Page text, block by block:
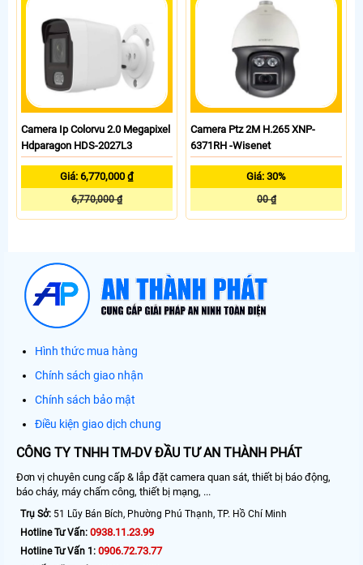
Camera Ip Colorvu 2.0 Megapixel
Hdparagon HDS-2027L3
Giá: 6,770,000 ₫
6,770,000 ₫
Camera Ptz 2M H.265 XNP-
6371RH -Wisenet
Giá: 30%
00 ₫
Hình thức mua hàng
Chính sách giao nhận
Chính sách bảo mật
Điều kiện giao dịch chung
CÔNG TY TNHH TM-DV ĐẦU TƯ AN THÀNH PHÁT
Đơn vị chuyên cung cấp & lắp đặt camera quan sát, thiết bị báo động,
báo cháy, máy chấm công, thiết bị mạng, ...
Trụ Sở: 51 Lũy Bán Bích, Phường Phú Thạnh, TP. Hồ Chí Minh
Hotline Tư Vấn: 0938.11.23.99
Hotline Tư Vấn 1: 0906.72.73.77